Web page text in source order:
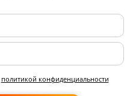
политикой конфиденциальности